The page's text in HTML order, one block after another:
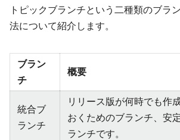
トピックブランチという二種類のブラ
法について紹介します。
ブラン
チ
概要
統合ブ
ランチ
リリース版が何時でも作
おくためのブランチ、安
ランチです。